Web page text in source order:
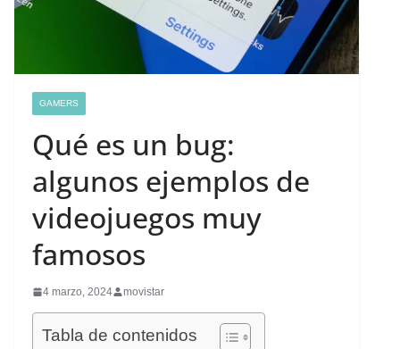
GAMERS
Qué es un bug:
algunos ejemplos de
videojuegos muy
famosos
4 marzo, 2024 movistar
Tabla de contenidos